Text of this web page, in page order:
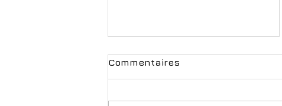
Commentaires